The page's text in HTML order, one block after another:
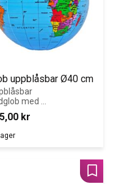
uppblåsbar Ø40 cm
med
kartbild
visar länder
färger.
har
kr
lager